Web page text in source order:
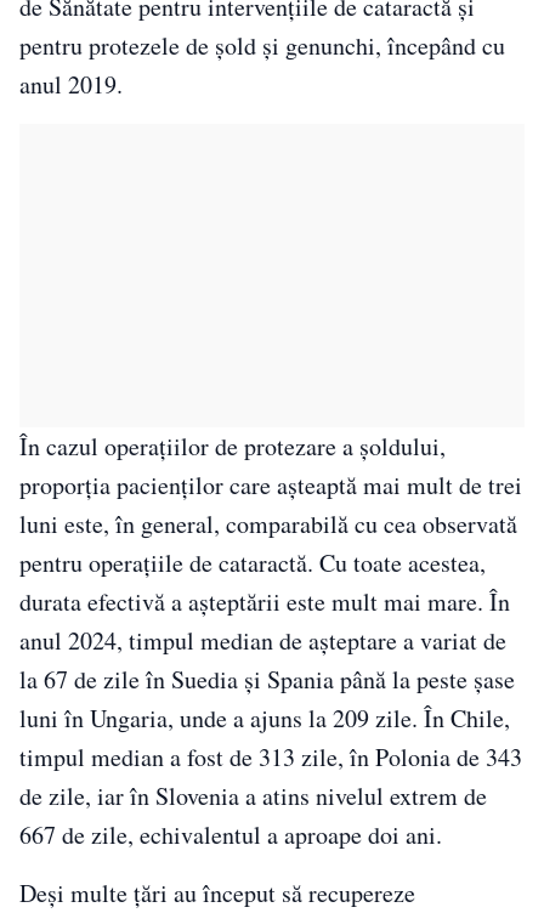
pentru protezele de șold și genunchi, începând cu
anul 2019.
În cazul operațiilor de protezare a șoldului,
proporția pacienților care așteaptă mai mult de trei
luni este, în general, comparabilă cu cea observată
pentru operațiile de cataractă. Cu toate acestea,
durata efectivă a așteptării este mult mai mare. În
anul 2024, timpul median de așteptare a variat de
la 67 de zile în Suedia și Spania până la peste șase
luni în Ungaria, unde a ajuns la 209 zile. În Chile,
timpul median a fost de 313 zile, în Polonia de 343
de zile, iar în Slovenia a atins nivelul extrem de
667 de zile, echivalentul a aproape doi ani.
Deși multe țări au început să recupereze